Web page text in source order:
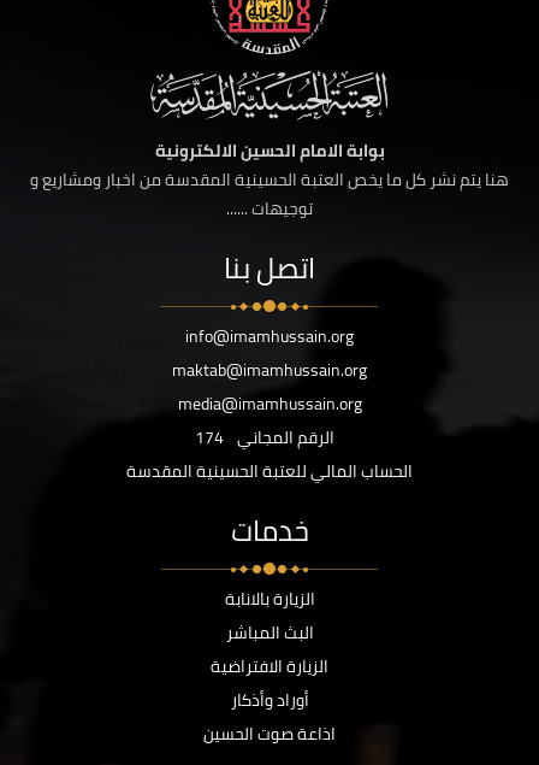
بوابة الامام الحسين الالكترونية
هنا يتم نشر كل ما يخص العتبة الحسينية المقدسة من اخبار ومشاريع و
توجيهات ......
اتصل بنا
info@imamhussain.org
maktab@imamhussain.org
media@imamhussain.org
الرقم المجاني 174
الحساب المالي للعتبة الحسينية المقدسة
خدمات
الزيارة بالانابة
البث المباشر
الزيارة الافتراضية
أوراد وأذكار
اذاعة صوت الحسين